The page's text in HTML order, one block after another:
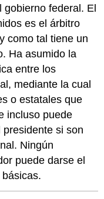
federal. El
es el árbitro
como tal tiene un
Ha asumido la
entre los
mediante la cual
o estatales que
incluso puede
si son
Ningún
puede darse el